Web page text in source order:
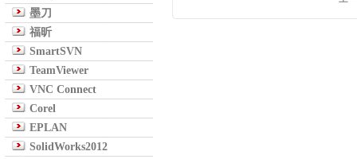
墨刀
福昕
SmartSVN
TeamViewer
VNC Connect
Corel
EPLAN
SolidWorks2012